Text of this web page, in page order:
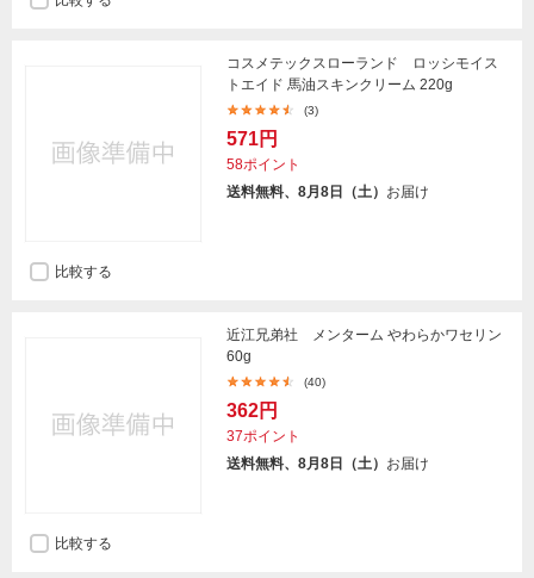
コスメテックスローランド ロッシモイス
トエイド 馬油スキンクリーム 220g
(3)
571円
58ポイント
送料無料、8月8日（土） お届け
比較する
近江兄弟社 メンターム やわらかワセリン
60g
(40)
362円
37ポイント
送料無料、8月8日（土） お届け
比較する